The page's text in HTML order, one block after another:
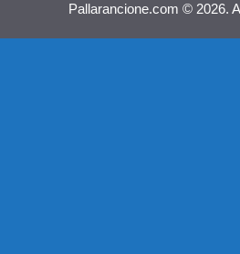
Pallarancione.com © 2026.